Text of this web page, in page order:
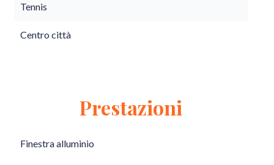
Tennis
Centro città
Prestazioni
Finestra alluminio